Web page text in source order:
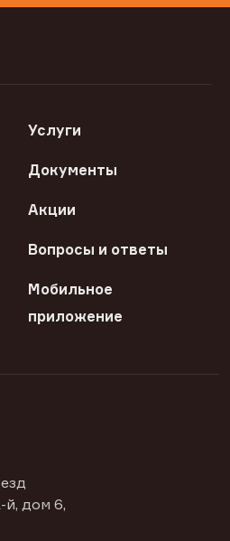
Услуги
Документы
Акции
Вопросы и ответы
Мобильное
приложение
дом 6,